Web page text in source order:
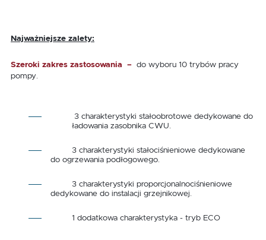
Najważniejsze zalety:
Szeroki zakres zastosowania – do wyboru 10 trybów pracy
pompy.
3 charakterystyki stałoobrotowe dedykowane do
ładowania zasobnika CWU.
3 charakterystyki stałociśnieniowe dedykowane
do ogrzewania podłogowego.
3 charakterystyki proporcjonalnociśnieniowe
dedykowane do instalacji grzejnikowej.
1 dodatkowa charakterystyka - tryb ECO